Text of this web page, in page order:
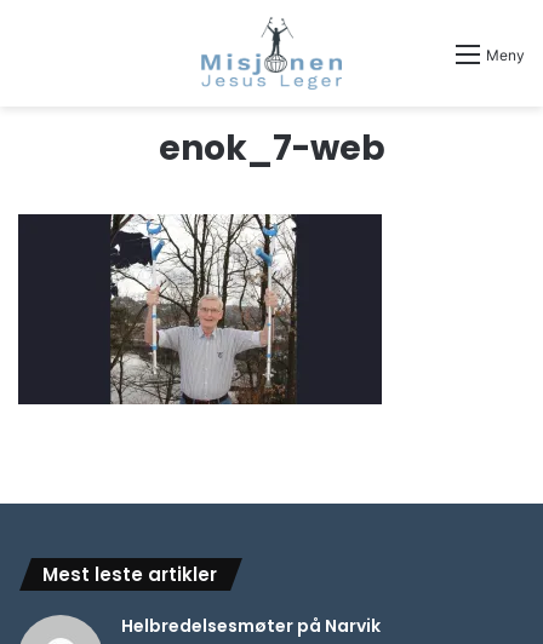
Meny
enok_7-web
Mest leste artikler
Helbredelsesmøter på Narvik